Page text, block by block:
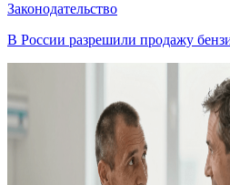
Законодательство
В России разрешили продажу